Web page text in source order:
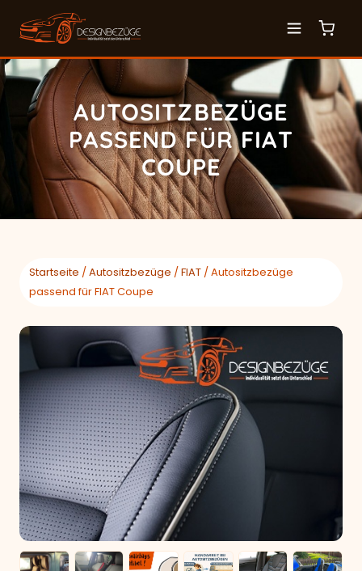
AUTOSITZBEZÜGE
PASSEND FÜR FIAT
COUPE
Startseite /Autositzbezüge /FIAT / Autositzbezüge
passend für FIAT Coupe